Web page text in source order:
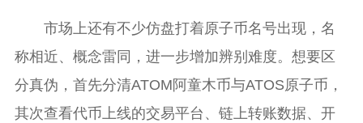
市场上还有不少仿盘打着原子币名号出现，名
称相近、概念雷同，进一步增加辨别难度。想要区
分真伪，首先分清ATOM阿童木币与ATOS原子币，
其次查看代币上线的交易平台、链上转账数据、开